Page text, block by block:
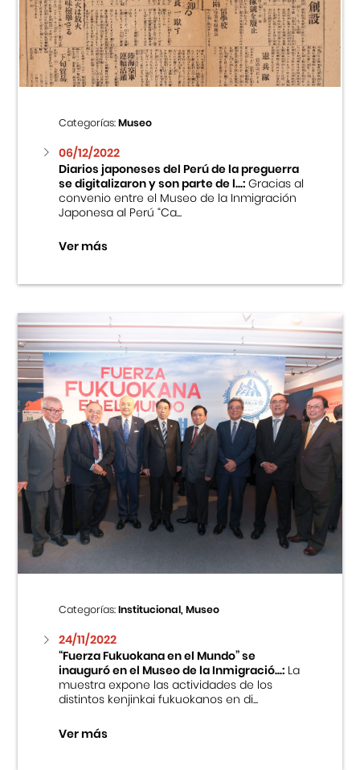
Categorías:Museo
06/12/2022
Diarios japoneses del Perú de la preguerra
se digitalizaron y son parte de l...:Gracias al
convenio entre el Museo de la Inmigración
Japonesa al Perú “Ca...
Ver más
Categorías:Institucional, Museo
24/11/2022
“Fuerza Fukuokana en el Mundo” se
inauguró en el Museo de la Inmigració...:La
muestra expone las actividades de los
distintos kenjinkai fukuokanos en di...
Ver más